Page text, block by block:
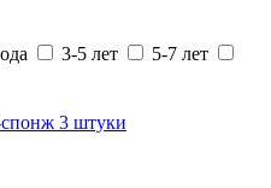
3-5 лет
5-7 лет